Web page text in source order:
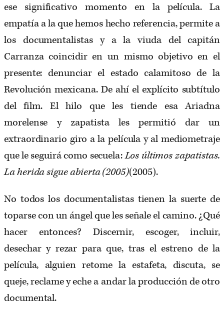
ese significativo momento en la película. La
empatía a la que hemos hecho referencia, permite a
los documentalistas y a la viuda del capitán
Carranza coincidir en un mismo objetivo en el
presente: denunciar el estado calamitoso de la
Revolución mexicana. De ahí el explícito subtítulo
del film. El hilo que les tiende esa Ariadna
morelense y zapatista les permitió dar un
extraordinario giro a la película y al mediometraje
que le seguirá como secuela:Los últimos zapatistas.
La herida sigue abierta (2005)(2005).
No todos los documentalistas tienen la suerte de
toparse con un ángel que les señale el camino. ¿Qué
hacer entonces? Discernir, escoger, incluir,
desechar y rezar para que, tras el estreno de la
película, alguien retome la estafeta, discuta, se
queje, reclame y eche a andar la producción de otro
documental.